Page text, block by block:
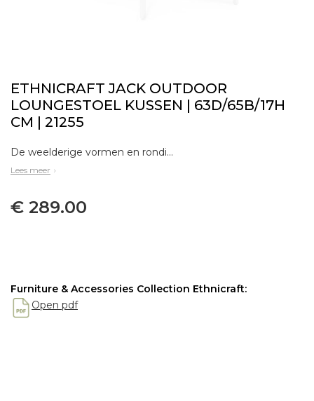
ETHNICRAFT JACK OUTDOOR
LOUNGESTOEL KUSSEN | 63D/65B/17H
CM | 21255
De weelderige vormen en rondingen die de basis vormen voor de Jack bankencollectie van Ethnicraft zijn een genot om naar te kijken vanuit ieder perspectief. Voorzien van in België geweven bekleding, waarbij ieder detail met de grootste zorg werd vervaardi
Lees meer
€ 289.00
Furniture & Accessories Collection Ethnicraft:
Open pdf